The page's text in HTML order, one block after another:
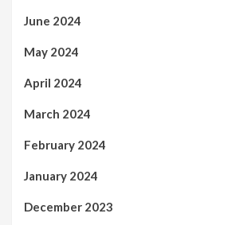
June 2024
May 2024
April 2024
March 2024
February 2024
January 2024
December 2023